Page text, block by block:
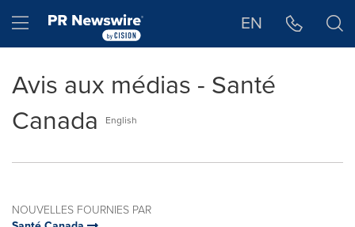
Hamburger menu EN
Avis aux médias - Santé
Canada
English
NOUVELLES FOURNIES PAR